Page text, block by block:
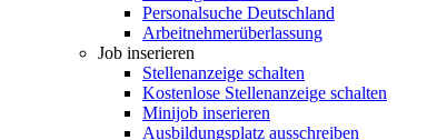
Personalsuche Deutschland
Arbeitnehmerüberlassung
Job inserieren
Stellenanzeige schalten
Kostenlose Stellenanzeige schalten
Minijob inserieren
Ausbildungsplatz ausschreiben